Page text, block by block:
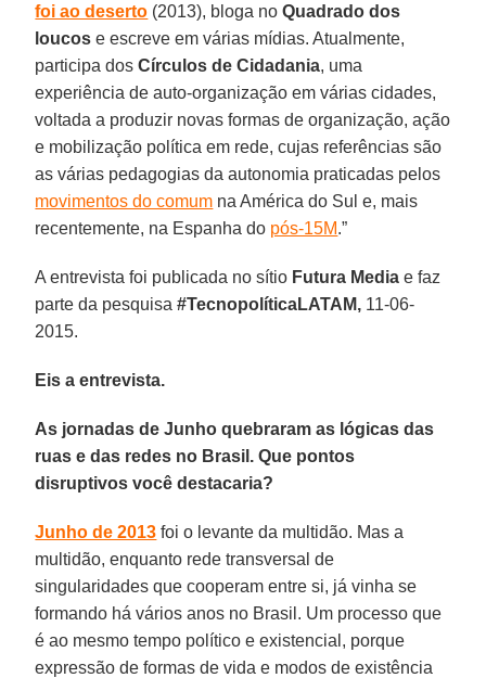
foi ao deserto (2013), bloga noQuadrado dos
loucos e escreve em várias mídias. Atualmente,
participa dosCírculos de Cidadania, uma
experiência de auto-organização em várias cidades,
voltada a produzir novas formas de organização, ação
e mobilização política em rede, cujas referências são
as várias pedagogias da autonomia praticadas pelos
movimentos do comum na América do Sul e, mais
recentemente, na Espanha do pós-15M.”
A entrevista foi publicada no sítio Futura Media e faz
parte da pesquisa#TecnopolíticaLATAM, 11-06-
2015.
Eis a entrevista.
As jornadas de Junho quebraram as lógicas das
ruas e das redes no Brasil. Que pontos
disruptivos você destacaria?
Junho de 2013 foi o levante da multidão. Mas a
multidão, enquanto rede transversal de
singularidades que cooperam entre si, já vinha se
formando há vários anos no Brasil. Um processo que
é ao mesmo tempo político e existencial, porque
expressão de formas de vida e modos de existência